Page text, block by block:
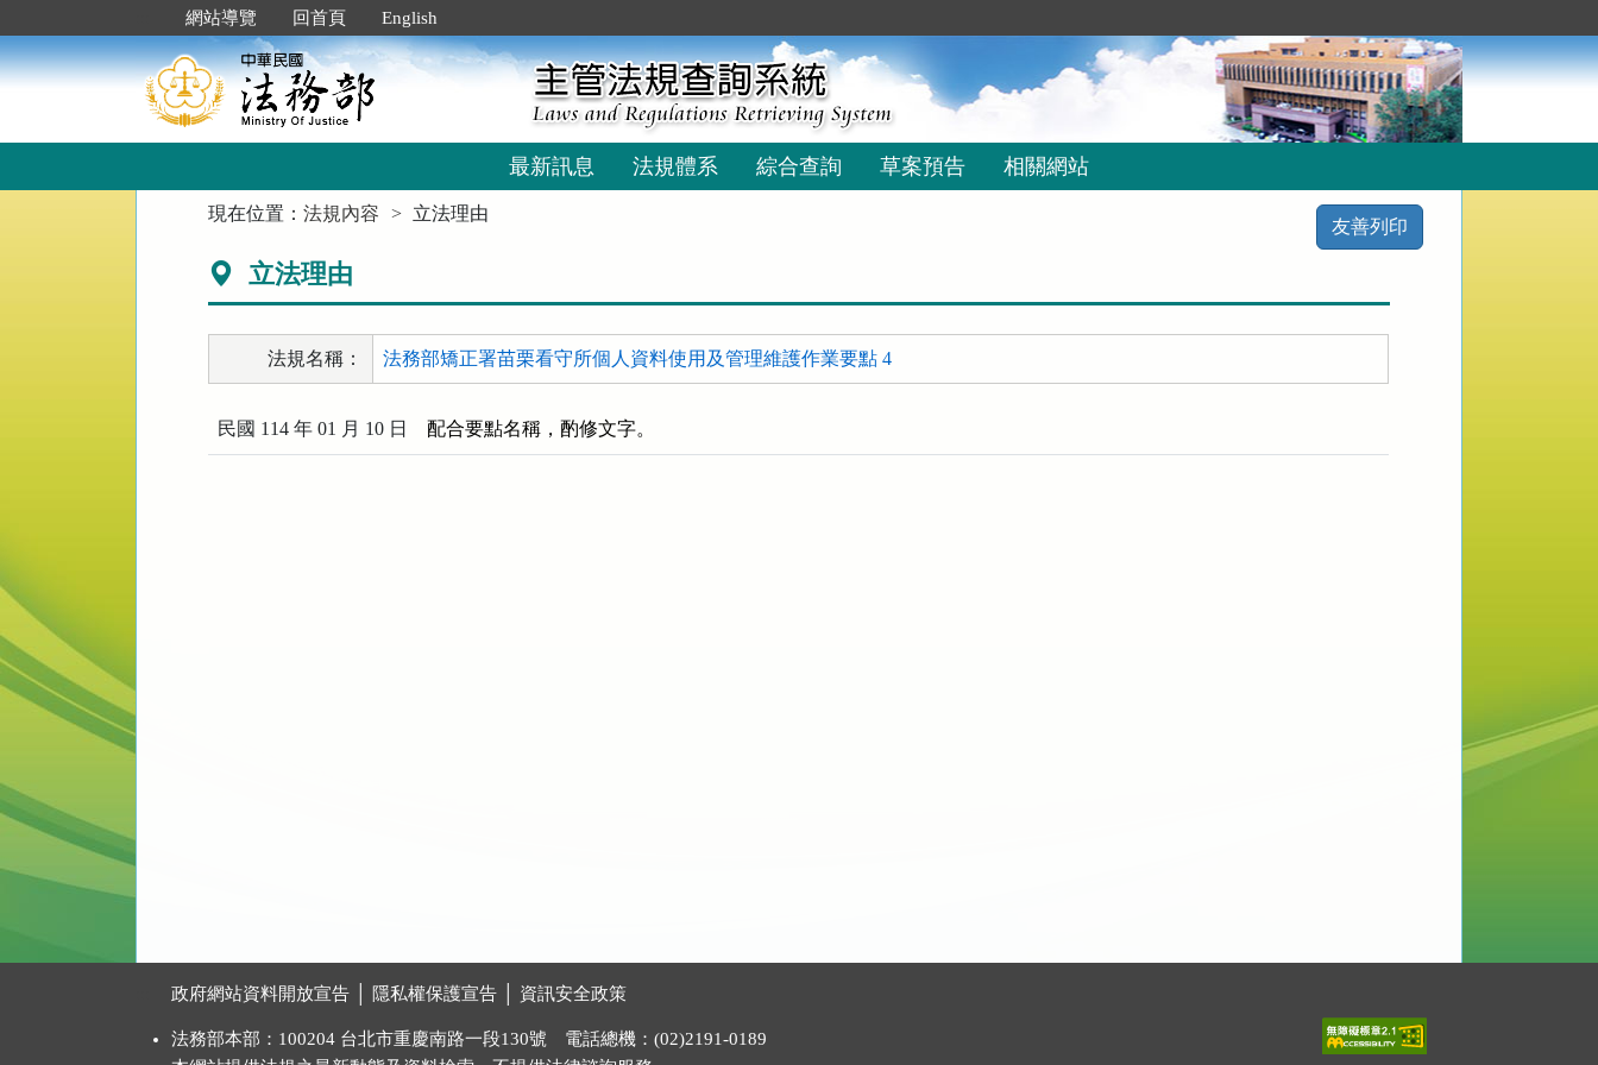
到
主
要
網站導覽 回首頁 English
最新訊息 法規體系 綜合查詢 草案預告 相關網站
現在位置：法規內容 立法理由
友善列印
立法理由
法規名稱： 法務部矯正署苗栗看守所個人資料使用及管理維護作業要點 4
民國 114 年 01 月 10 日 配合要點名稱，酌修文字。
政府網站資料開放宣告 隱私權保護宣告 資訊安全政策
法務部本部：100204 台北市重慶南路一段130號 電話總機：(02)2191-0189